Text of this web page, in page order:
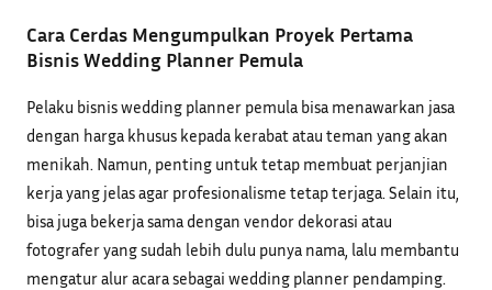
Cara Cerdas Mengumpulkan Proyek Pertama
Bisnis Wedding Planner Pemula
Pelaku bisnis wedding planner pemula bisa menawarkan jasa
dengan harga khusus kepada kerabat atau teman yang akan
menikah. Namun, penting untuk tetap membuat perjanjian
kerja yang jelas agar profesionalisme tetap terjaga. Selain itu,
bisa juga bekerja sama dengan vendor dekorasi atau
fotografer yang sudah lebih dulu punya nama, lalu membantu
mengatur alur acara sebagai wedding planner pendamping.